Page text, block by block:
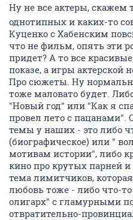
Ну не все актеры, скажем
однотипных и каких-то
Куценко с Хабенским
что не фильм, опять эти
придет? А то все
показе, а игры актерской
Про сюжеты. Ну
тоже маловато будет.
"Новый год" или "Как я
провел лето с пацанами".
темы у наших - это либо
(биографическое) или "
мотивам истории", либо
кино про крутых парней
тема лимитчиков,
любовь тоже - либо что-
олигарх" с гламурными
отвратительно-